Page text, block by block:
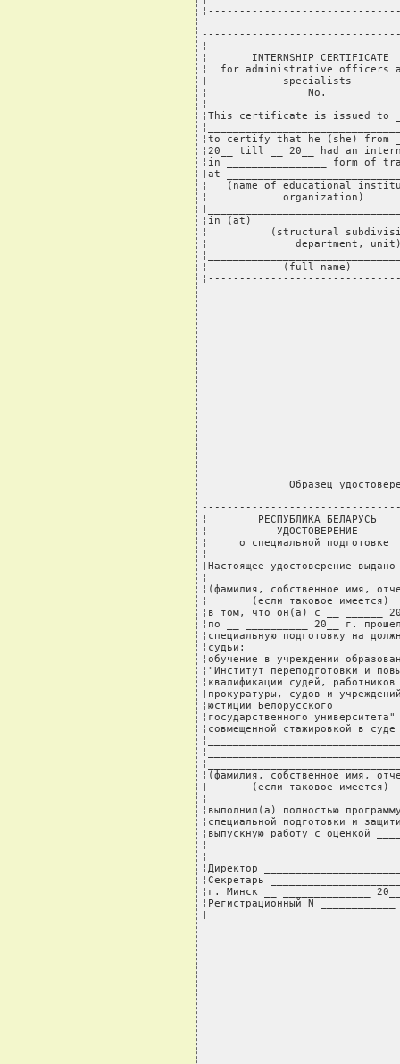
¦
¦       INTERNSHIP
¦  for administrative officers
¦            specialists
¦                No.
¦
¦This certificate is
¦to certify that he (she)
¦20__ till __ 20__ had an
¦in ________________ form
¦at
¦   (name of educational
¦            organization)
¦in (at)
¦          (structural
¦              department,
¦            (full name)
Образец
¦        РЕСПУБЛИКА
¦           УДОСТОВЕРЕНИЕ
¦     о специальной
¦
¦Настоящее удостоверение
¦(фамилия, собственное имя,
¦       (если таковое
¦в том, что он(а) с __ ______
¦по __ __________ 20__ г.
¦специальную подготовку на
¦судьи:
¦обучение в учреждении
¦"Институт переподготовки и
¦квалификации судей,
¦прокуратуры, судов и
¦юстиции Белорусского
¦государственного
¦совмещенной стажировкой в
¦(фамилия, собственное имя,
¦       (если таковое
¦выполнил(а) полностью
¦специальной подготовки и
¦выпускную работу с оценкой
¦
¦
¦Директор
¦Секретарь
¦г. Минск __ ______________
¦Регистрационный N